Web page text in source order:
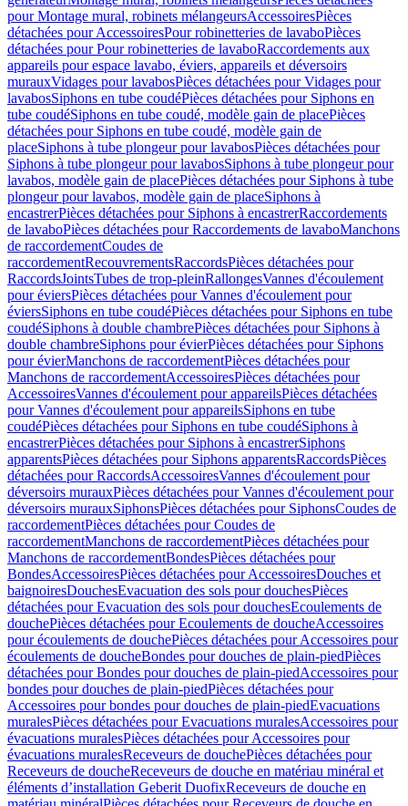
pour Montage mural, robinets mélangeursAccessoiresPièces
détachées pour AccessoiresPour robinetteries de lavaboPièces
détachées pour Pour robinetteries de lavaboRaccordements aux
appareils pour espace lavabo, éviers, appareils et déversoirs
murauxVidages pour lavabosPièces détachées pour Vidages pour
lavabosSiphons en tube coudéPièces détachées pour Siphons en
tube coudéSiphons en tube coudé, modèle gain de placePièces
détachées pour Siphons en tube coudé, modèle gain de
placeSiphons à tube plongeur pour lavabosPièces détachées pour
Siphons à tube plongeur pour lavabosSiphons à tube plongeur pour
lavabos, modèle gain de placePièces détachées pour Siphons à tube
plongeur pour lavabos, modèle gain de placeSiphons à
encastrerPièces détachées pour Siphons à encastrerRaccordements
de lavaboPièces détachées pour Raccordements de lavaboManchons
de raccordementCoudes de
raccordementRecouvrementsRaccordsPièces détachées pour
RaccordsJointsTubes de trop-pleinRallongesVannes d'écoulement
pour éviersPièces détachées pour Vannes d'écoulement pour
éviersSiphons en tube coudéPièces détachées pour Siphons en tube
coudéSiphons à double chambrePièces détachées pour Siphons à
double chambreSiphons pour évierPièces détachées pour Siphons
pour évierManchons de raccordementPièces détachées pour
Manchons de raccordementAccessoiresPièces détachées pour
AccessoiresVannes d'écoulement pour appareilsPièces détachées
pour Vannes d'écoulement pour appareilsSiphons en tube
coudéPièces détachées pour Siphons en tube coudéSiphons à
encastrerPièces détachées pour Siphons à encastrerSiphons
apparentsPièces détachées pour Siphons apparentsRaccordsPièces
détachées pour RaccordsAccessoiresVannes d'écoulement pour
déversoirs murauxPièces détachées pour Vannes d'écoulement pour
déversoirs murauxSiphonsPièces détachées pour SiphonsCoudes de
raccordementPièces détachées pour Coudes de
raccordementManchons de raccordementPièces détachées pour
Manchons de raccordementBondesPièces détachées pour
BondesAccessoiresPièces détachées pour AccessoiresDouches et
baignoiresDouchesEvacuation des sols pour douchesPièces
détachées pour Evacuation des sols pour douchesEcoulements de
douchePièces détachées pour Ecoulements de doucheAccessoires
pour écoulements de douchePièces détachées pour Accessoires pour
écoulements de doucheBondes pour douches de plain-piedPièces
détachées pour Bondes pour douches de plain-piedAccessoires pour
bondes pour douches de plain-piedPièces détachées pour
Accessoires pour bondes pour douches de plain-piedEvacuations
muralesPièces détachées pour Evacuations muralesAccessoires pour
évacuations muralesPièces détachées pour Accessoires pour
évacuations muralesReceveurs de douchePièces détachées pour
Receveurs de doucheReceveurs de douche en matériau minéral et
éléments d’installation Geberit DuofixReceveurs de douche en